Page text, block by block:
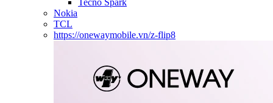
Tecno Spark
Nokia
TCL
https://onewaymobile.vn/z-flip8